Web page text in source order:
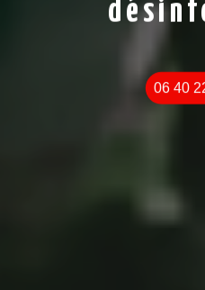
06 40